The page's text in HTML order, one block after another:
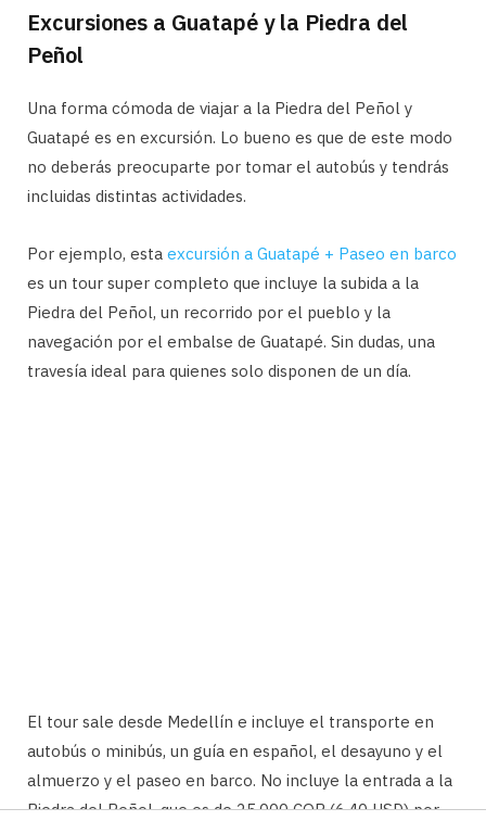
Excursiones a Guatapé y la Piedra del
Peñol
Una forma cómoda de viajar a la Piedra del Peñol y
Guatapé es en excursión. Lo bueno es que de este modo
no deberás preocuparte por tomar el autobús y tendrás
incluidas distintas actividades.
Por ejemplo, esta excursión a Guatapé + Paseo en barco
es un tour super completo que incluye la subida a la
Piedra del Peñol, un recorrido por el pueblo y la
navegación por el embalse de Guatapé. Sin dudas, una
travesía ideal para quienes solo disponen de un día.
El tour sale desde Medellín e incluye el transporte en
autobús o minibús, un guía en español, el desayuno y el
almuerzo y el paseo en barco. No incluye la entrada a la
Piedra del Peñol, que es de 25.000 COP (6,40 USD) por